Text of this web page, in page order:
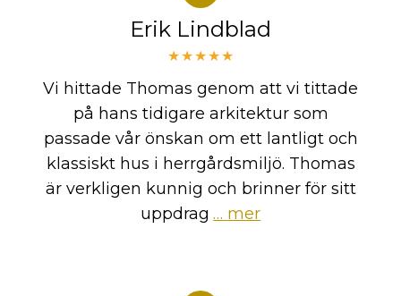
Erik Lindblad
★★★★★
Vi hittade Thomas genom att vi tittade
på hans tidigare arkitektur som
passade vår önskan om ett lantligt och
klassiskt hus i herrgårdsmiljö. Thomas
är verkligen kunnig och brinner för sitt
uppdrag … mer